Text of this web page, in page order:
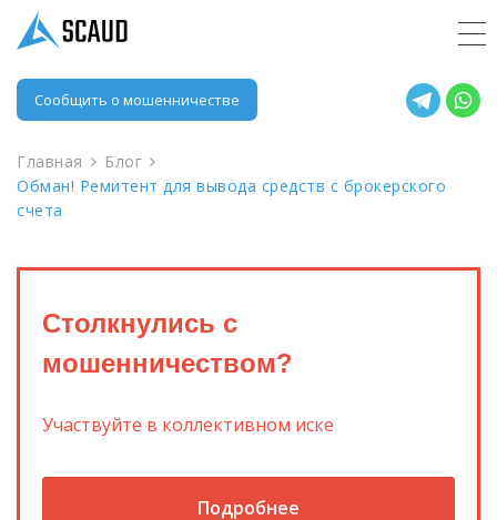
Сообщить о мошенничестве
Главная
Блог
Обман! Ремитент для вывода средств с брокерского
счета
Столкнулись с
мошенничеством?
Участвуйте в коллективном иске
Подробнее